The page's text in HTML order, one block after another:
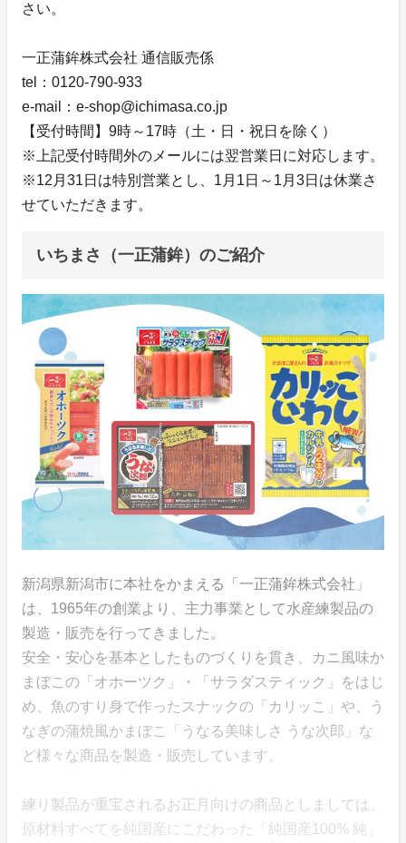
さい。
一正蒲鉾株式会社 通信販売係
tel：0120-790-933
e-mail：e-shop@ichimasa.co.jp
【受付時間】9時～17時（土・日・祝日を除く）
※上記受付時間外のメールには翌営業日に対応します。
※12月31日は特別営業とし、1月1日～1月3日は休業さ
せていただきます。
いちまさ（一正蒲鉾）のご紹介
新潟県新潟市に本社をかまえる「一正蒲鉾株式会社」
は、1965年の創業より、主力事業として水産練製品の
製造・販売を行ってきました。
安全・安心を基本としたものづくりを貫き、カニ風味か
まぼこの「オホーツク」・「サラダスティック」をはじ
め、魚のすり身で作ったスナックの「カリッこ」や、う
なぎの蒲焼風かまぼこ「うなる美味しさ うな次郎」な
ど様々な商品を製造・販売しています。
練り製品が重宝されるお正月向けの商品としましては、
原材料すべてを純国産にこだわった「純国産100% 純」